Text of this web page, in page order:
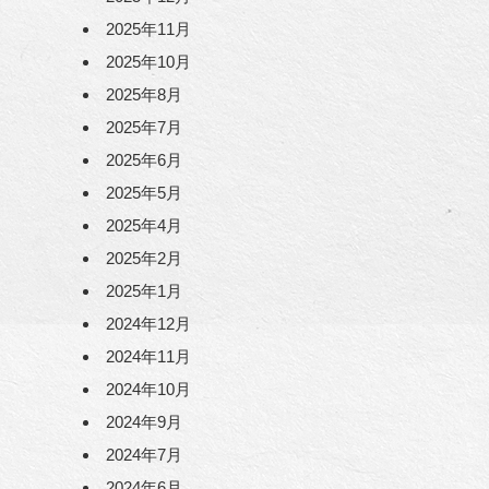
2025年11月
2025年10月
2025年8月
2025年7月
2025年6月
2025年5月
2025年4月
2025年2月
2025年1月
2024年12月
2024年11月
2024年10月
2024年9月
2024年7月